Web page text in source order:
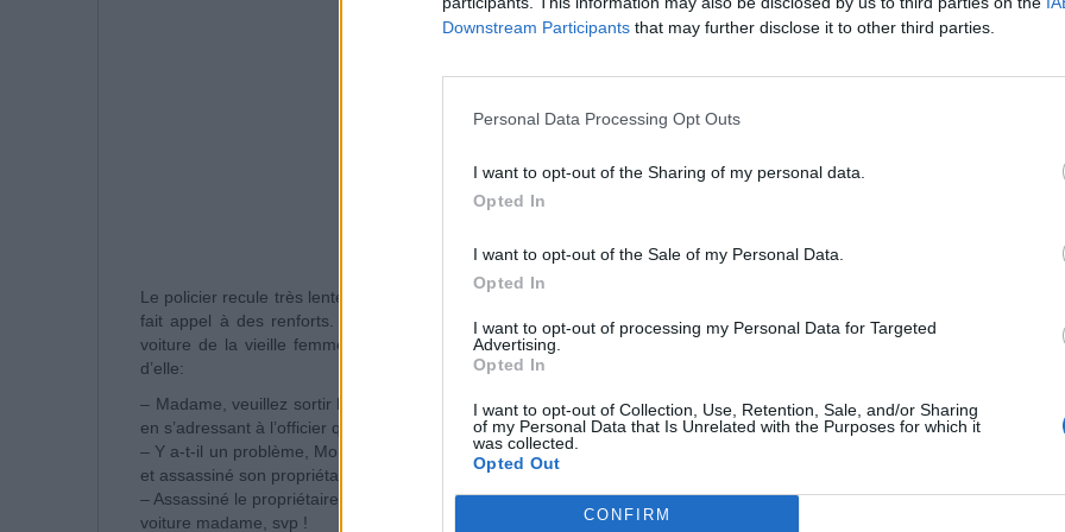
Downstream Participants that may further disclose it to other third parties.
Personal Data Processing Opt Outs
I want to opt-out of the Sharing of my personal data.
Opted In
I want to opt-out of the Sale of my Personal Data.
Opted In
I want to opt-out of processing my Personal Data for Targeted
Advertising.
Opted In
I want to opt-out of Collection, Use, Retention, Sale, and/or Sharing
of my Personal Data that Is Unrelated with the Purposes for which it
was collected.
Opted Out
CONFIRM
Le policier recule très lentement, se dirige vers sa voiture en ne quittant pas la femme des yeux et
fait appel à des renforts. Quelques minutes plus tard, d’autres voitures de police encerclent la
voiture de la vieille femme et un policier avec un pistolet dans les mains s’approche lentement
d’elle:
– Madame, veuillez sortir lentement du véhicule, les mains en l’air ! La vieille dame s’exécute tout
en s’adressant à l’officier qui la menace de son arme:
– Y a-t-il un problème, Monsieur l’agent ? – Mon collègue m’a dit que vous aviez volé cette voiture
et assassiné son propriétaire.*
– Assassiné le propriétaire ? Etes-vous sérieux ? – Oui oui, ouvrez la valise dans le coffre de votre
voiture madame, svp !
INFAILLIBLE ET
POUR GARDER